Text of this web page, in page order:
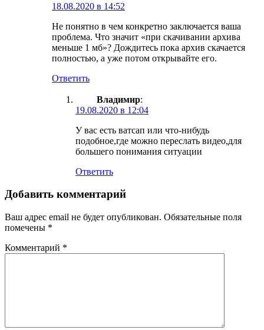
18.08.2020 в 14:52
Не понятно в чем конкретно заключается ваша
проблема. Что значит «при скачивании архива
меньше 1 мб»? Дождитесь пока архив скачается
полностью, а уже потом открывайте его.
Ответить
Владимир:
19.08.2020 в 12:04
У вас есть ватсап или что-нибудь
подобное,где можно переслать видео,для
большего понимания ситуации
Ответить
Добавить комментарий
Ваш адрес email не будет опубликован. Обязательные поля
помечены *
Комментарий *